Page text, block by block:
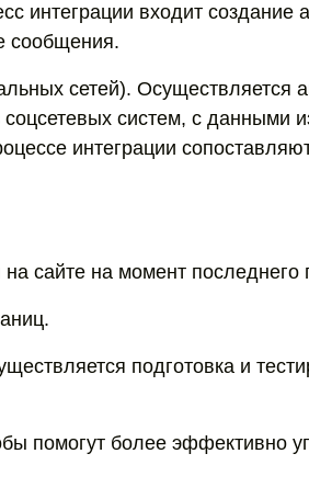
интеграции входит создание
сообщения.
сетей). Осуществляется
систем, с данными
интеграции
на сайте на момент
подготовка и
помогут более эффективно